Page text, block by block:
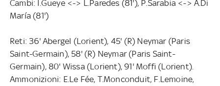
Cambi: I.Gueye <-> L.Paredes (81'), P.Sarabia <-> Á.Di
María (81')
Reti: 36' Abergel (Lorient), 45' (R) Neymar (Paris
Saint-Germain), 58' (R) Neymar (Paris Saint-
Germain), 80' Wissa (Lorient), 91' Moffi (Lorient).
Ammonizioni: E.Le Fée, T.Monconduit, F.Lemoine,